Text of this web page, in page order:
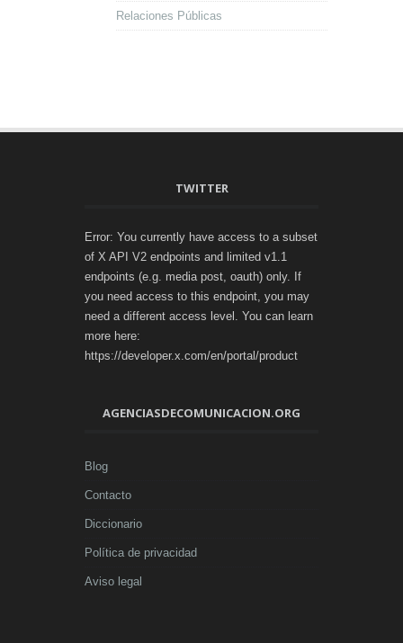
Relaciones Públicas
TWITTER
Error: You currently have access to a subset
of X API V2 endpoints and limited v1.1
endpoints (e.g. media post, oauth) only. If
you need access to this endpoint, you may
need a different access level. You can learn
more here:
https://developer.x.com/en/portal/product
AGENCIASDECOMUNICACION.ORG
Blog
Contacto
Diccionario
Política de privacidad
Aviso legal